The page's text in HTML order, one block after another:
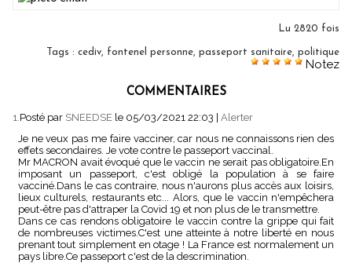
Lu 2820 fois
Tags : cediv, fontenel personne, passeport sanitaire, politique
Notez
COMMENTAIRES
1.Posté par SNEEDSE le 05/03/2021 22:03
Alerter
Je ne veux pas me faire vacciner, car nous ne connaissons rien des
effets secondaires. Je vote contre le passeport vaccinal.
Mr MACRON avait évoqué que le vaccin ne serait pas obligatoire.En
imposant un passeport, c'est obligé la population à se faire
vacciné.Dans le cas contraire, nous n'aurons plus accès aux loisirs,
lieux culturels, restaurants etc... Alors, que le vaccin n'empêchera
peut-être pas d'attraper la Covid 19 et non plus de le transmettre.
Dans ce cas rendons obligatoire le vaccin contre la grippe qui fait
de nombreuses victimes.C'est une atteinte à notre liberté en nous
prenant tout simplement en otage ! La France est normalement un
pays libre.Ce passeport c'est de la descrimination.